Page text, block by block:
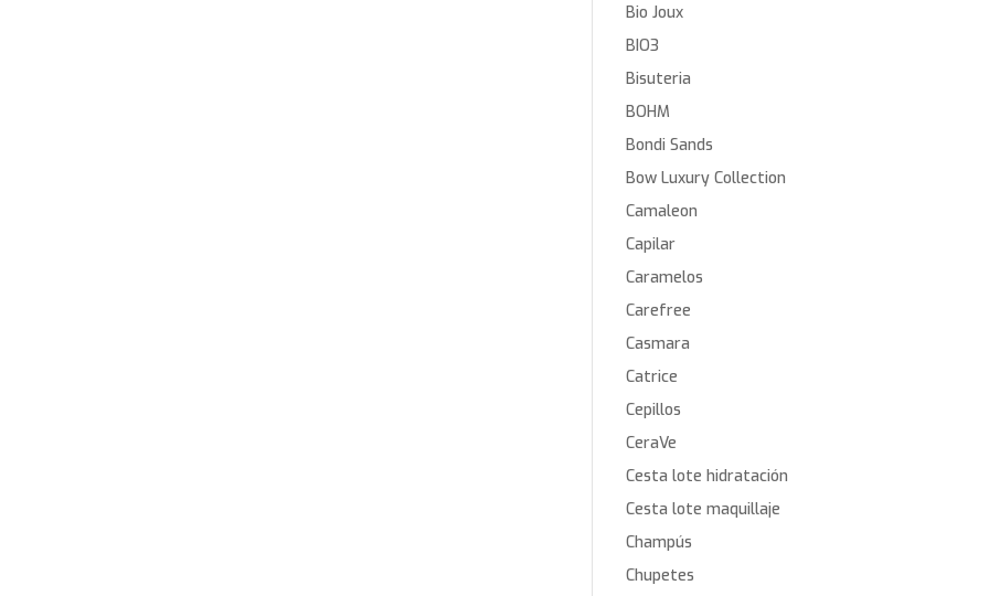
Bio Joux
BIO3
Bisuteria
BOHM
Bondi Sands
Bow Luxury Collection
Camaleon
Capilar
Caramelos
Carefree
Casmara
Catrice
Cepillos
CeraVe
Cesta lote hidratación
Cesta lote maquillaje
Champús
Chupetes